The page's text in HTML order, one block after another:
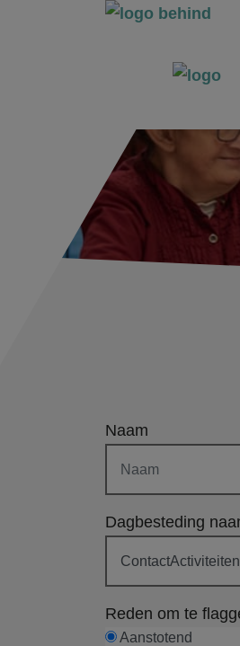
Naam
Dagbesteding
Reden om te
Aanstotend